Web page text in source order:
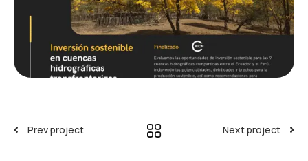
Prev project Next project